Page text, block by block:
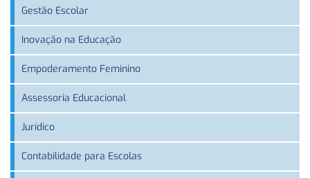
Gestão Escolar
Inovação na Educação
Empoderamento Feminino
Assessoria Educacional
Jurídico
Contabilidade para Escolas